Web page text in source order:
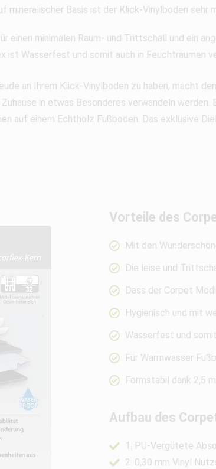
mineralischer Basis ist der Klick-Vinylboden sehr
einen minimalen Raum- und Trittschall und ein
ist Wasserfest und somit auch in
an Ihrem Klick-Vinylboden zu haben, macht
in etwas Besonderes verwandeln
auf einem Echtholz Fußboden. Das exklusive
Vorteile des
Mit den
Die leise und
Dass der Corpet
Hygienisch und mit
Wasserfest und
Für Warmwasser
Formstabil dank 2,5
Aufbau des
1. PU-Vergütete
2. 0,30 mm Vinyl